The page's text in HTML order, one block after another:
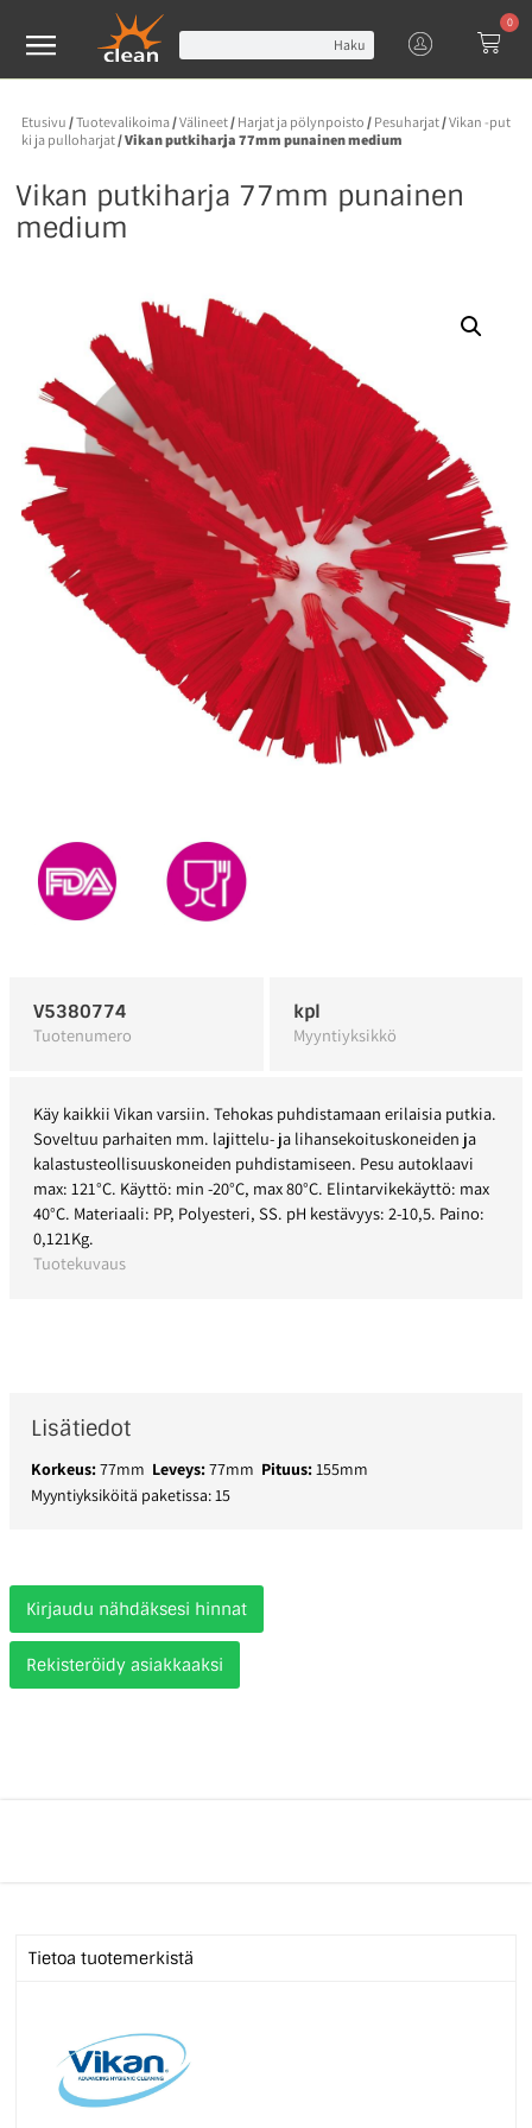
Haku
0
Etusivu /Tuotevalikoima/Välineet/ Harjat ja pölynpoisto / Pesuharjat/Vikan -put
ki ja pulloharjat/ Vikan putkiharja 77mm punainen medium
Vikan putkiharja 77mm punainen
medium
V5380774
Tuotenumero
kpl
Myyntiyksikkö
Käy kaikkii Vikan varsiin. Tehokas puhdistamaan erilaisia putkia.
Soveltuu parhaiten mm. lajittelu- ja lihansekoituskoneiden ja
kalastusteollisuuskoneiden puhdistamiseen. Pesu autoklaavi
max: 121°C. Käyttö: min -20°C, max 80°C. Elintarvikekäyttö: max
40°C. Materiaali: PP, Polyesteri, SS. pH kestävyys: 2-10,5. Paino:
0,121Kg.
Tuotekuvaus
Lisätiedot
Korkeus:77mm Leveys:77mm Pituus:155mm
Myyntiyksiköitä paketissa: 15
Kirjaudu nähdäksesi hinnat
Rekisteröidy asiakkaaksi
Tietoa tuotemerkistä